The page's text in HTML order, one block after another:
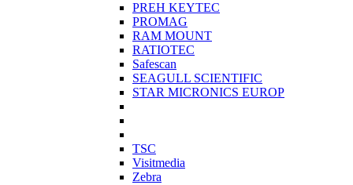
PREH KEYTEC
PROMAG
RAM MOUNT
RATIOTEC
Safescan
SEAGULL SCIENTIFIC
STAR MICRONICS EUROP
TSC
Visitmedia
Zebra